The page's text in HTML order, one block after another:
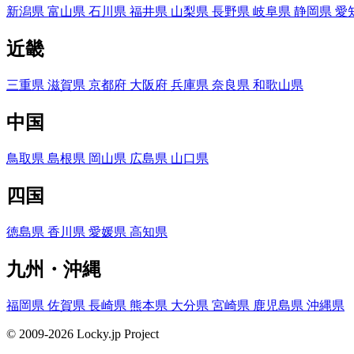
新潟県 富山県 石川県 福井県 山梨県 長野県 岐阜県 静岡県 愛
近畿
三重県 滋賀県 京都府 大阪府 兵庫県 奈良県 和歌山県
中国
鳥取県 島根県 岡山県 広島県 山口県
四国
徳島県 香川県 愛媛県 高知県
九州・沖縄
福岡県 佐賀県 長崎県 熊本県 大分県 宮崎県 鹿児島県 沖縄県
© 2009-2026 Locky.jp Project